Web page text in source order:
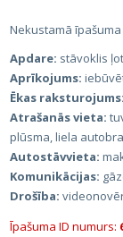
Nekustamā
Apdare: stāvoklis
Aprīkojums:
Ēkas raksturojums:
Atrašanās vieta:
plūsma, liela
Autostāvvieta:
Komunikācijas:
Drošība:
Īpašuma ID numurs: